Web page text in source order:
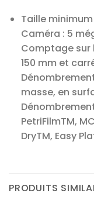
Taille
Caméra : 5
Comptage sur
150 mm et
masse, en
PetriFilmTM,
DryTM, Easy
PRODUITS